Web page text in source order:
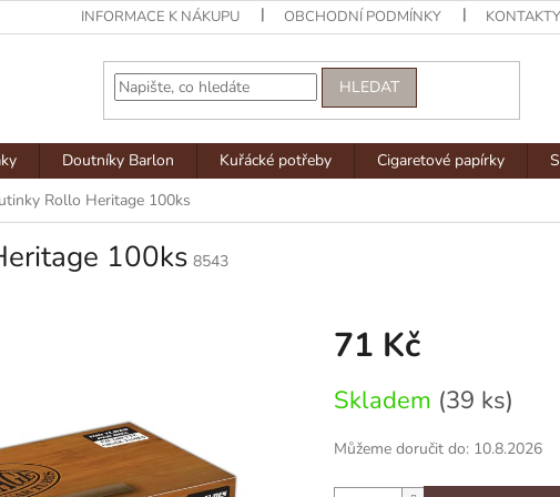
INFORMACE K NÁKUPU OBCHODNÍ PODMÍNKY KONTAKTY
HLEDAT
Doutníky Barlon Kuřácké potřeby Cigaretové papírky
Rollo Heritage 100ks
100ks 8543
71 Kč
cena:
Skladem (39 ks)
Můžeme doručit do: 10.8.2026